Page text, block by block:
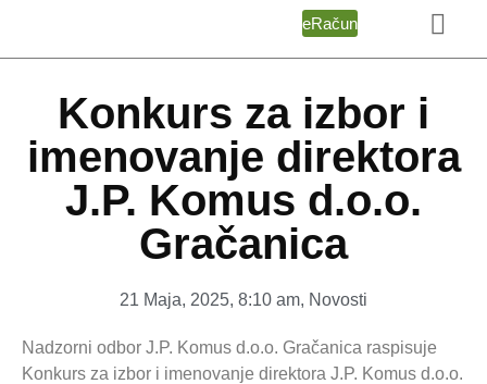
eRačun
Konkurs za izbor i
imenovanje direktora
J.P. Komus d.o.o.
Gračanica
21 Maja, 2025, 8:10 am, Novosti
Nadzorni odbor J.P. Komus d.o.o. Gračanica raspisuje
Konkurs za izbor i imenovanje direktora J.P. Komus d.o.o.